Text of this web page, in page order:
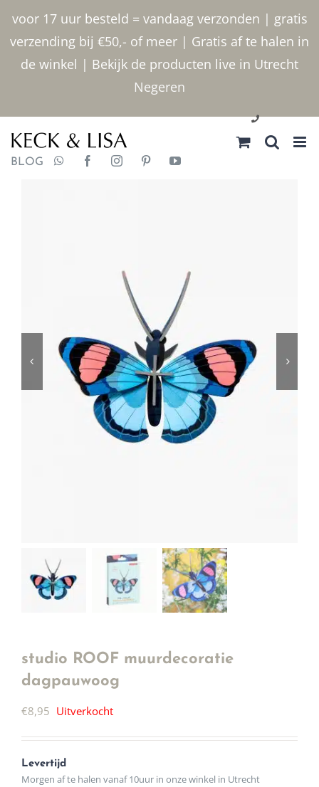
voor 17 uur besteld = vandaag verzonden | gratis
verzending bij €50,- of meer | Gratis af te halen in
de winkel | Bekijk de producten live in Utrecht
Negeren
inhoud
030 2400000
BLOG
studio ROOF muurdecoratie
dagpauwoog
€8,95 Uitverkocht
Levertijd
Morgen af te halen vanaf 10uur in onze winkel in Utrecht